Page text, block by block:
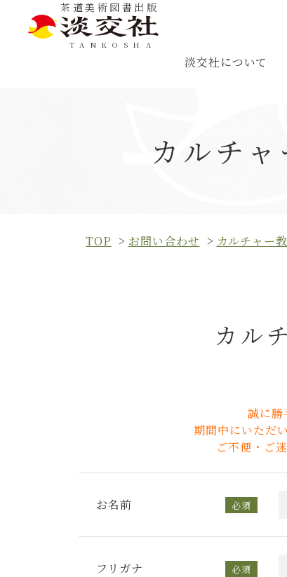
茶道美術図書出版
TANKOSHA
淡交社について
FOREIGN
カルチ
TOP お問い合わせ カルチャー
カル
誠に勝
期間中にいただ
ご不便・ご
お名前 必須
フリガナ 必須